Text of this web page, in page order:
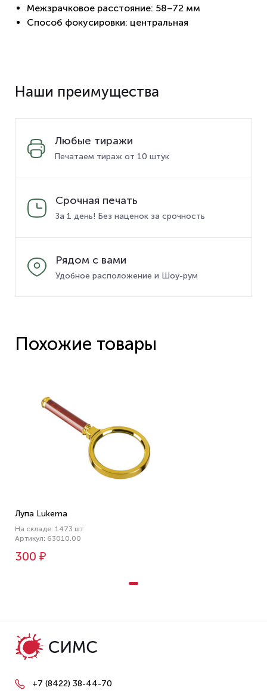
Межзрачковое расстояние: 58–72 мм
Способ фокусировки: центральная
Наши преимущества
Любые тиражи
Печатаем тираж от 10 штук
Срочная печать
За 1 день! Без наценок за срочность
Рядом с вами
Удобное расположение и Шоу-рум
Похожие товары
Лупа Lukema
На складе: 1473 шт
Артикул: 63010.00
300 ₽
+7 (8422) 38-44-70